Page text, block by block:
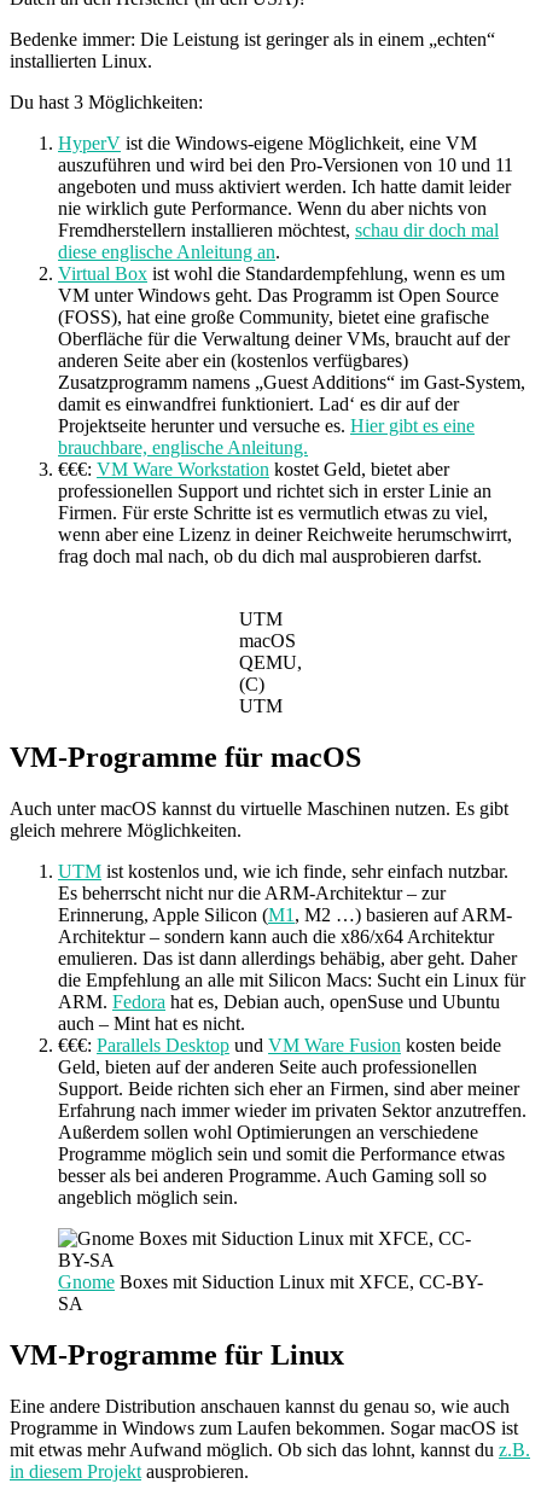
Bedenke immer: Die Leistung ist geringer als in einem „echten“
installierten Linux.
Du hast 3 Möglichkeiten:
HyperV ist die Windows-eigene Möglichkeit, eine VM
auszuführen und wird bei den Pro-Versionen von 10 und 11
angeboten und muss aktiviert werden. Ich hatte damit leider
nie wirklich gute Performance. Wenn du aber nichts von
Fremdherstellern installieren möchtest, schau dir doch mal
diese englische Anleitung an.
Virtual Box ist wohl die Standardempfehlung, wenn es um
VM unter Windows geht. Das Programm ist Open Source
(FOSS), hat eine große Community, bietet eine grafische
Oberfläche für die Verwaltung deiner VMs, braucht auf der
anderen Seite aber ein (kostenlos verfügbares)
Zusatzprogramm namens „Guest Additions“ im Gast-System,
damit es einwandfrei funktioniert. Lad‘ es dir auf der
Projektseite herunter und versuche es. Hier gibt es eine
brauchbare, englische Anleitung.
€€€: VM Ware Workstation kostet Geld, bietet aber
professionellen Support und richtet sich in erster Linie an
Firmen. Für erste Schritte ist es vermutlich etwas zu viel,
wenn aber eine Lizenz in deiner Reichweite herumschwirrt,
frag doch mal nach, ob du dich mal ausprobieren darfst.
UTM
macOS
QEMU,
(C)
UTM
VM-Programme für macOS
Auch unter macOS kannst du virtuelle Maschinen nutzen. Es gibt
gleich mehrere Möglichkeiten.
UTM ist kostenlos und, wie ich finde, sehr einfach nutzbar.
Es beherrscht nicht nur die ARM-Architektur – zur
Erinnerung, Apple Silicon (M1 , M2 …) basieren auf ARM-
Architektur – sondern kann auch die x86/x64 Architektur
emulieren. Das ist dann allerdings behäbig, aber geht. Daher
die Empfehlung an alle mit Silicon Macs: Sucht ein Linux für
ARM. Fedora hat es, Debian auch, openSuse und Ubuntu
auch – Mint hat es nicht.
€€€: Parallels Desktop und VM Ware Fusion kosten beide
Geld, bieten auf der anderen Seite auch professionellen
Support. Beide richten sich eher an Firmen, sind aber meiner
Erfahrung nach immer wieder im privaten Sektor anzutreffen.
Außerdem sollen wohl Optimierungen an verschiedene
Programme möglich sein und somit die Performance etwas
besser als bei anderen Programme. Auch Gaming soll so
angeblich möglich sein.
Gnome Boxes mit Siduction Linux mit XFCE, CC-BY-
SA
VM-Programme für Linux
Eine andere Distribution anschauen kannst du genau so, wie auch
Programme in Windows zum Laufen bekommen. Sogar macOS ist
mit etwas mehr Aufwand möglich. Ob sich das lohnt, kannst du z.B.
in diesem Projekt ausprobieren.